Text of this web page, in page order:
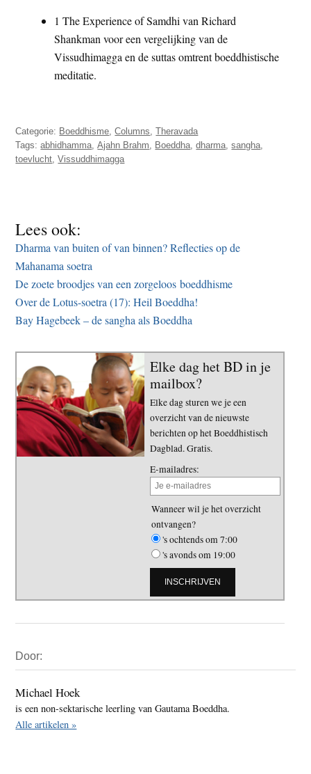
1 The Experience of Samdhi van Richard
Shankman voor een vergelijking van de
Vissudhimagga en de suttas omtrent boeddhistische
meditatie.
Categorie: Boeddhisme ,Columns ,Theravada
Tags:abhidhamma ,Ajahn Brahm Boeddha ,dharma ,sangha
toevlucht ,Vissuddhimagga
Lees ook:
Dharma van buiten of van binnen? Reflecties op de
Mahanama soetra
De zoete broodjes van een zorgeloos boeddhisme
Over de Lotus-soetra (17): Heil Boeddha!
Bay Hagebeek – de sangha als Boeddha
Elke dag het BD in je
mailbox?
Elke dag sturen we je een
overzicht van de nieuwste
berichten op het Boeddhistisch
Dagblad. Gratis.
E-mailadres:
Wanneer wil je het overzicht
ontvangen?
's ochtends om 7:00
's avonds om 19:00
Sidebar
Door:
Michael Hoek
is een non-sektarische leerling van Gautama Boeddha.
Alle artikelen »